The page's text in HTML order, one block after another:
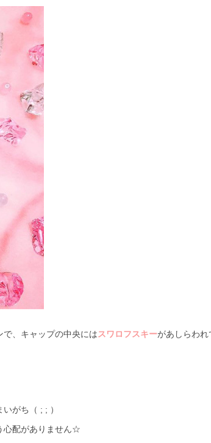
、キャップの中央にはスワロフスキーがあしらわれ
がち（ ; ; ）
心配がありません☆